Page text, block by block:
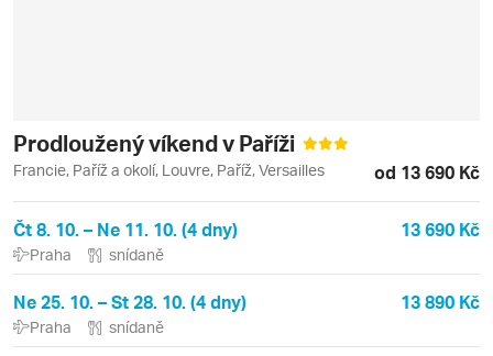
Prodloužený víkend v Paříži
Francie, Paříž a okolí, Louvre, Paříž, Versailles od 13 690 Kč
Čt 8. 10. – Ne 11. 10. (4 dny) 13 690 Kč
Praha snídaně
Ne 25. 10. – St 28. 10. (4 dny) 13 890 Kč
Praha snídaně